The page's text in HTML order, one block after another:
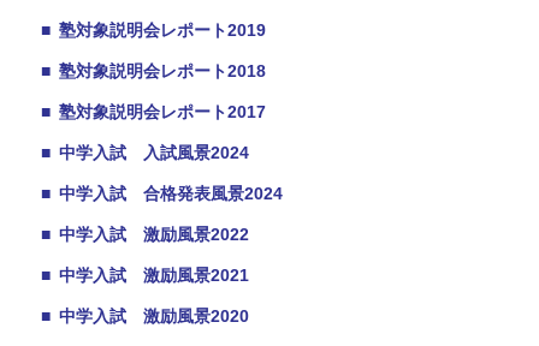
■ 塾対象説明会レポート2019
■ 塾対象説明会レポート2018
■ 塾対象説明会レポート2017
■ 中学入試 入試風景2024
■ 中学入試 合格発表風景2024
■ 中学入試 激励風景2022
■ 中学入試 激励風景2021
■ 中学入試 激励風景2020